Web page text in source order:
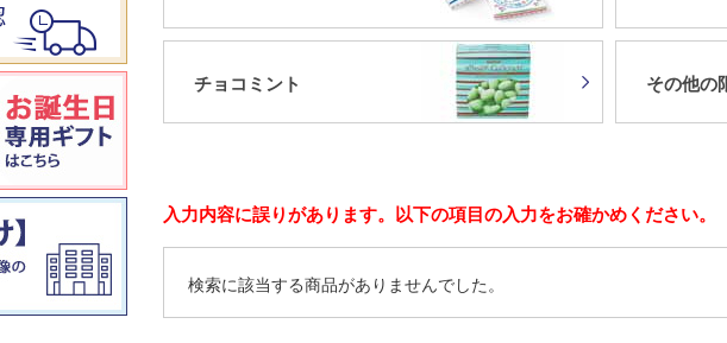
チョコミント その他の
入力内容に誤りがあります。以下の項目の入力をお確かめください。
検索に該当する商品がありませんでした。